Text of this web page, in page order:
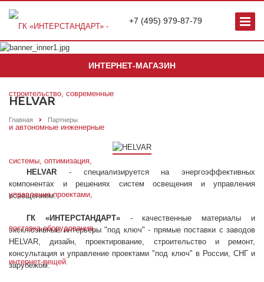
+7 (495) 979-87-79
ИНТЕРНЕТ-МАГАЗИН
HELVAR
Главная Партнеры
HELVAR - специализируется на энергоэффективных
компонентах и решениях систем освещения и управления
освещением.
ГК «ИНТЕРСТАНДАРТ»- качественные материалы и
эксклюзивные интерьеры "под ключ" - прямые поставки с заводов
HELVAR, дизайн, проектирование, строительство и ремонт,
консультация и управление проектами "под ключ" в России, СНГ и
зарубежом.